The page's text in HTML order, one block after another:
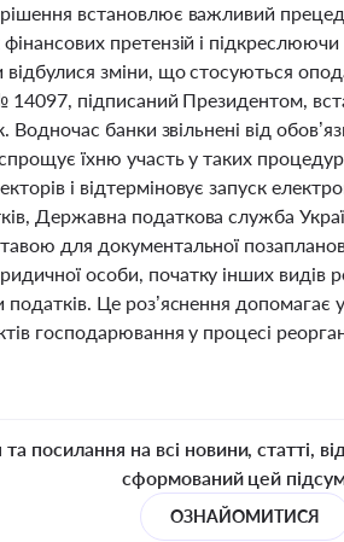
встановлює важливий
фінансових претензій і
зміни, що стосуються
14097, підписаний Президентом,
Водночас банки звільнені від
їхню участь у таких
і відтерміновує запуск
Державна податкова служба
для документальної
особи, початку інших видів
Це роз’яснення допомагає
господарювання у процесі
посилання на всі новини, статті,
сформований цей
ОЗНАЙОМИТИСЯ